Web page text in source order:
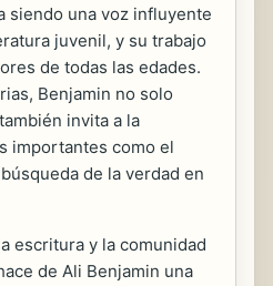
siendo una voz influyente
juvenil, y su trabajo
de todas las edades.
Benjamin no solo
invita a la
importantes como el
de la verdad en
escritura y la comunidad
de Ali Benjamin una